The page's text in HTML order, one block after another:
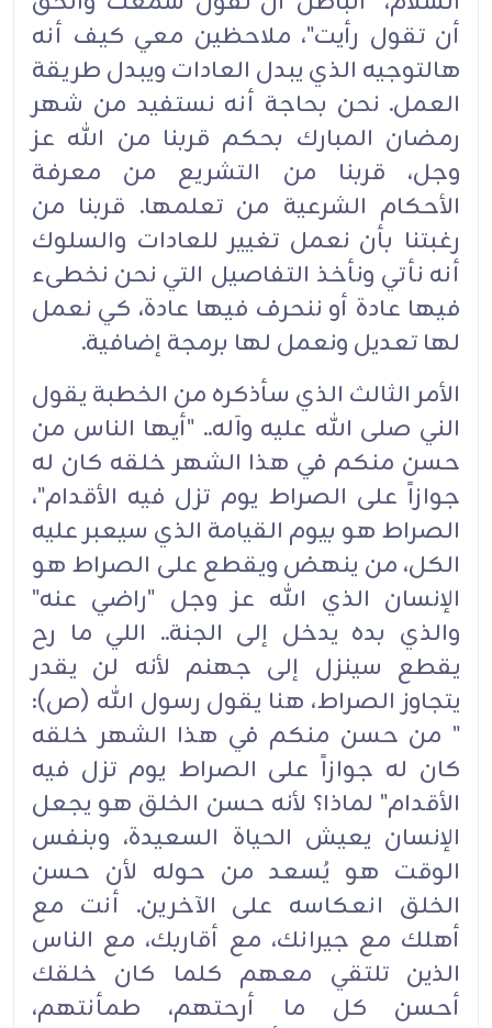
أن تقول رأيت"، ملاحظين معي كيف أنه
هالتوجيه الذي يبدل العادات ويبدل طريقة
العمل. نحن بحاجة أنه نستفيد من شهر
رمضان المبارك بحكم قربنا من الله عز
وجل، قربنا من التشريع من معرفة
الأحكام الشرعية من تعلمها. قربنا من
رغبتنا بأن نعمل تغيير للعادات والسلوك
أنه نأتي ونأخذ التفاصيل التي نحن نخطىء
فيها عادة أو ننحرف فيها عادة، كي نعمل
لها تعديل ونعمل لها برمجة إضافية.
الأمر الثالث الذي سأذكره من الخطبة يقول
الني صلى الله عليه وآله.. "أيها الناس من
حسن منكم في هذا الشهر خلقه كان له
جوازاً على الصراط يوم تزل فيه الأقدام"،
الصراط هو بيوم القيامة الذي سيعبر عليه
الكل، من ينهض ويقطع على الصراط هو
الإنسان الذي الله عز وجل "راضي عنه"
والذي بده يدخل إلى الجنة.. اللي ما رح
يقطع سينزل إلى جهنم لأنه لن يقدر
يتجاوز الصراط، هنا يقول رسول الله (ص):
" من حسن منكم في هذا الشهر خلقه
كان له جوازاً على الصراط يوم تزل فيه
الأقدام" لماذا؟ لأنه حسن الخلق هو يجعل
الإنسان يعيش الحياة السعيدة، وبنفس
الوقت هو يُسعد من حوله لأن حسن
الخلق انعكاسه على الآخرين. أنت مع
أهلك مع جيرانك، مع أقاربك، مع الناس
الذين تلتقي معهم كلما كان خلقك
أحسن كل ما أرحتهم، طمأنتهم،